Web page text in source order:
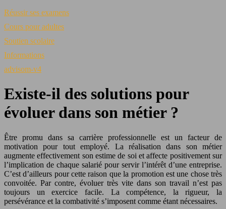
Réussir ses examens
Cours pour adultes
Soutien scolaire
Informations
advisom-v4
Existe-il des solutions pour
évoluer dans son métier ?
Être promu dans sa carrière professionnelle est un facteur de
motivation pour tout employé. La réalisation dans son métier
augmente effectivement son estime de soi et affecte positivement sur
l’implication de chaque salarié pour servir l’intérêt d’une entreprise.
C’est d’ailleurs pour cette raison que la promotion est une chose très
convoitée. Par contre, évoluer très vite dans son travail n’est pas
toujours un exercice facile. La compétence, la rigueur, la
persévérance et la combativité s’imposent comme étant nécessaires.